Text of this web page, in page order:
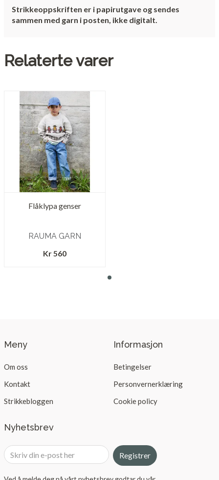
Strikkeoppskriften er i papirutgave og sendes
sammen med garn i posten, ikke digitalt.
Relaterte varer
Flåklypa genser
RAUMA GARN
Kr 560
Meny
Om oss
Kontakt
Strikkebloggen
Informasjon
Betingelser
Personvernerklæring
Cookie policy
Nyhetsbrev
Registrer